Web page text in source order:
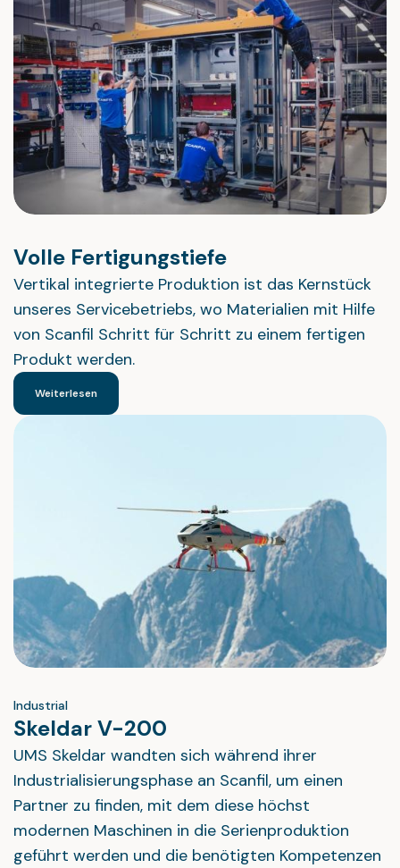
Volle Fertigungstiefe
Vertikal integrierte Produktion ist das Kernstück
unseres Servicebetriebs, wo Materialien mit Hilfe
von Scanfil Schritt für Schritt zu einem fertigen
Produkt werden.
Weiterlesen
Industrial
Skeldar V-200
UMS Skeldar wandten sich während ihrer
Industrialisierungsphase an Scanfil, um einen
Partner zu finden, mit dem diese höchst
modernen Maschinen in die Serienproduktion
geführt werden und die benötigten Kompetenzen